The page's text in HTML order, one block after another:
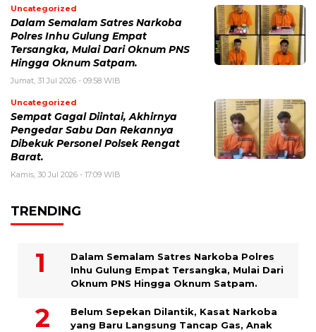
Uncategorized
Dalam Semalam Satres Narkoba
Polres Inhu Gulung Empat
Tersangka, Mulai Dari Oknum PNS
Hingga Oknum Satpam.
Jumat, 31 Jul 2026 - 09:58 WIB
Uncategorized
Sempat Gagal Diintai, Akhirnya
Pengedar Sabu Dan Rekannya
Dibekuk Personel Polsek Rengat
Barat.
Kamis, 30 Jul 2026 - 17:09 WIB
TRENDING
Dalam Semalam Satres Narkoba Polres
Inhu Gulung Empat Tersangka, Mulai Dari
Oknum PNS Hingga Oknum Satpam.
Belum Sepekan Dilantik, Kasat Narkoba
yang Baru Langsung Tancap Gas, Anak